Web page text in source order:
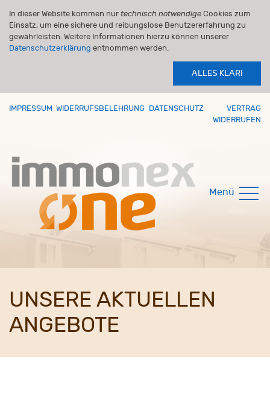
In dieser Website kommen nur technisch notwendige Cookies zum
Einsatz, um eine sichere und reibungslose Benutzererfahrung zu
gewährleisten. Weitere Informationen hierzu können unserer
Datenschutzerklärung entnommen werden.
ALLES KLAR!
IMPRESSUM WIDERRUFSBELEHRUNG DATENSCHUTZ
VERTRAG
WIDERRUFEN
Menü
UNSERE AKTUELLEN
ANGEBOTE